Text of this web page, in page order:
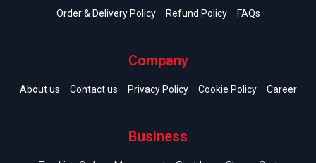
Order & Delivery Policy
Refund Policy FAQs
Company
About us Contact us Privacy Policy Cookie Policy Career
Business